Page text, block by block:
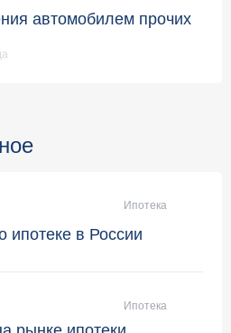
автомобилем прочих
Ипотека
ипотеке в России
Ипотека